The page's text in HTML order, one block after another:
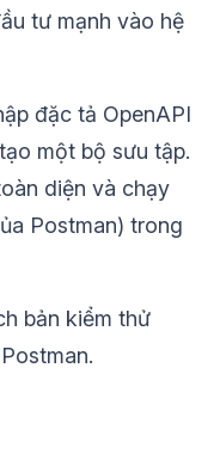
tư mạnh vào hệ
đặc tả OpenAPI
một bộ sưu tập.
diện và chạy
Postman) trong
bản kiểm thử